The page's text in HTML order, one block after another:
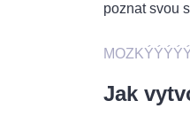
poznat svou
Jak